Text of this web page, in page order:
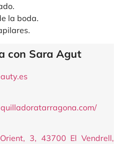
la boda.
con Sara Agut
3, 43700 El Vendrell,